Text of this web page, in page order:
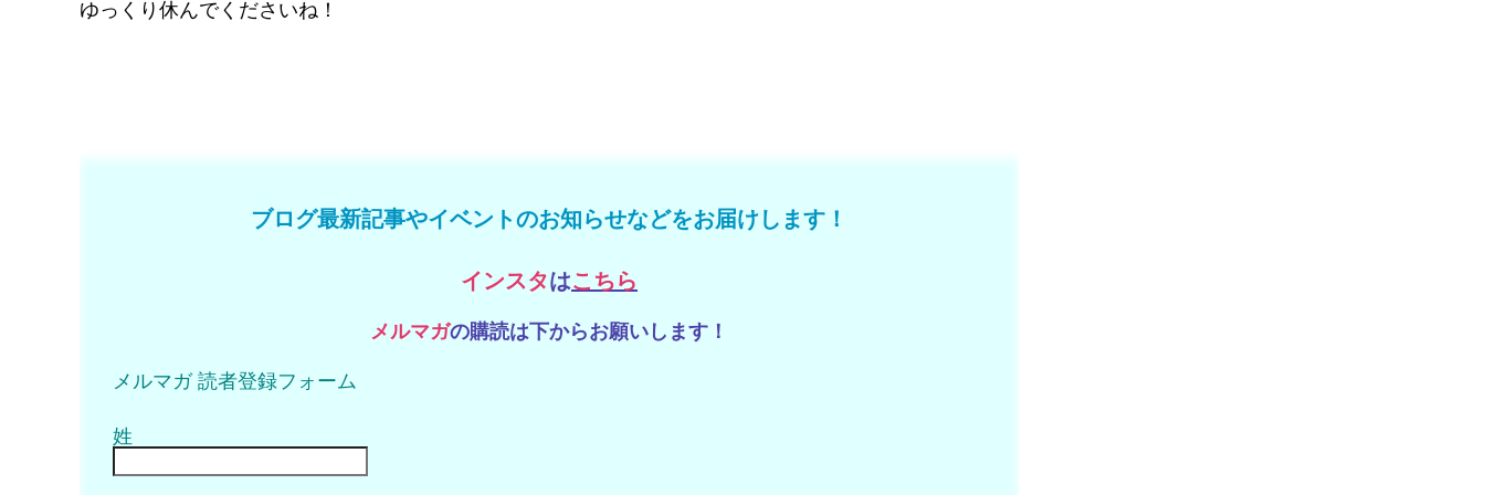
ゆっくり休んでくださいね！
ブログ最新記事やイベントのお知らせなどをお届けします！
インスタはこちら
メルマガの購読は下からお願いします！
メルマガ 読者登録フォーム
姓